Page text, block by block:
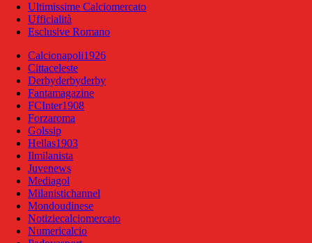
Ultimissime Calciomercato
Ufficialità
Esclusive Romano
Calcionapoli1926
Cittaceleste
Derbyderbyderby
Fantamagazine
FCInter1908
Forzaroma
Golssip
Hellas1903
Ilmilanista
Juvenews
Mediagol
Milanistichannel
Mondoudinese
Notiziecalciomercato
Numericalcio